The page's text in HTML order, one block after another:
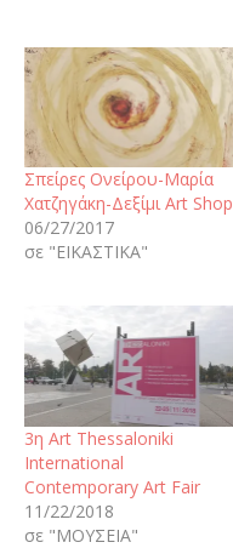
Σπείρες Ονείρου-Μαρία
Χατζηγάκη-Δεξίμι Art Shop
06/27/2017
σε "ΕΙΚΑΣΤΙΚΑ"
3η Art Thessaloniki
International
Contemporary Art Fair
11/22/2018
σε "ΜΟΥΣΕΙΑ"